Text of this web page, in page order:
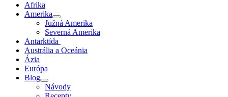
Afrika
Amerika
Južná Amerika
Severná Amerika
Antarktída
Austrália a Oceánia
Ázia
Európa
Blog
Návody